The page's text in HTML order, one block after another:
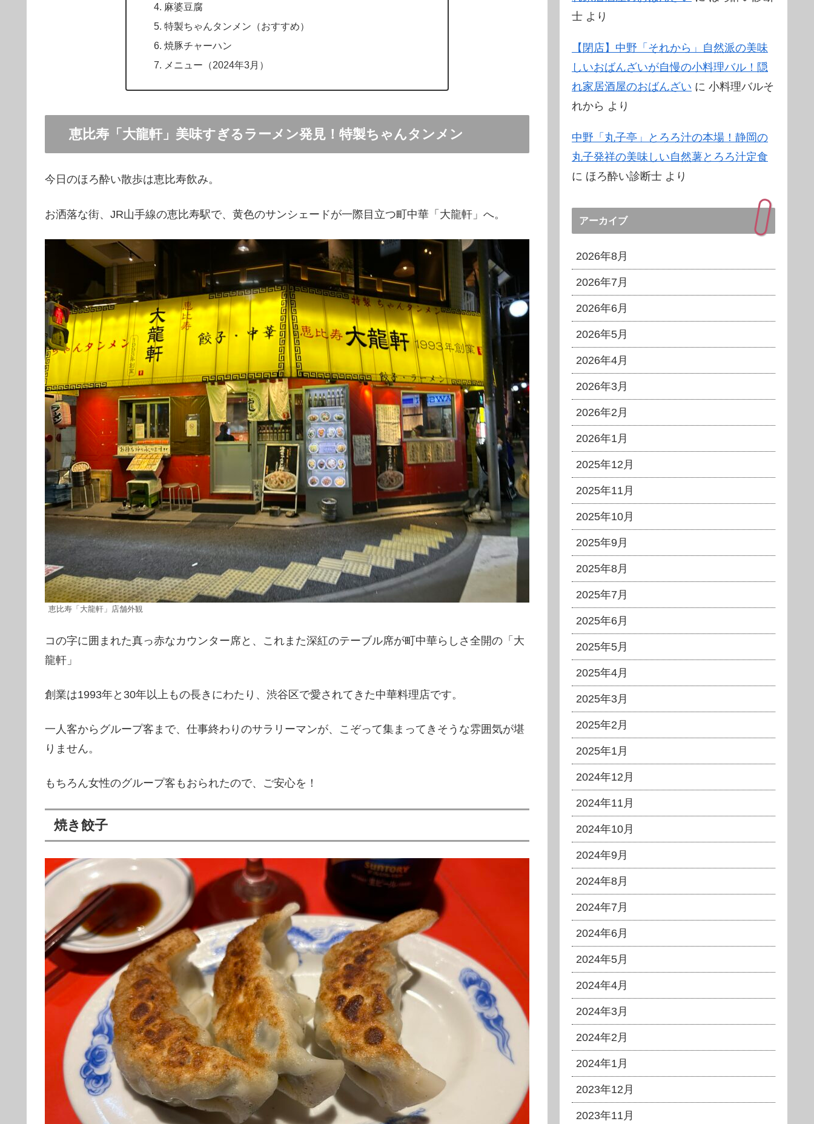
麻婆豆腐
特製ちゃんタンメン（おすすめ）
焼豚チャーハン
メニュー（2024年3月）
恵比寿「大龍軒」美味すぎるラーメン発見！特製ちゃんタンメン
今日のほろ酔い散歩は恵比寿飲み。
お洒落な街、JR山手線の恵比寿駅で、黄色のサンシェードが一際目立つ町中華「大龍軒」へ。
恵比寿「大龍軒」店舗外観
コの字に囲まれた真っ赤なカウンター席と、これまた深紅のテーブル席が町中華らしさ全開の「大
龍軒」
創業は1993年と30年以上もの長きにわたり、渋谷区で愛されてきた中華料理店です。
一人客からグループ客まで、仕事終わりのサラリーマンが、こぞって集まってきそうな雰囲気が堪
りません。
もちろん女性のグループ客もおられたので、ご安心を！
焼き餃子
士 より
【閉店】中野「それから」自然派の美味
しいおばんざいが自慢の小料理バル！隠
れ家居酒屋のおばんざい に 小料理バルそ
れから より
中野「丸子亭」とろろ汁の本場！静岡の
丸子発祥の美味しい自然薯とろろ汁定食
に ほろ酔い診断士 より
アーカイブ
2026年8月
2026年7月
2026年6月
2026年5月
2026年4月
2026年3月
2026年2月
2026年1月
2025年12月
2025年11月
2025年10月
2025年9月
2025年8月
2025年7月
2025年6月
2025年5月
2025年4月
2025年3月
2025年2月
2025年1月
2024年12月
2024年11月
2024年10月
2024年9月
2024年8月
2024年7月
2024年6月
2024年5月
2024年4月
2024年3月
2024年2月
2024年1月
2023年12月
2023年11月